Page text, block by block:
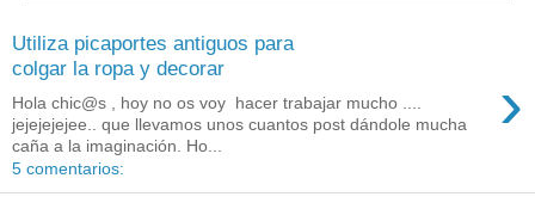
Utiliza picaportes antiguos para
colgar la ropa y decorar
›
Hola chic@s , hoy no os voy hacer trabajar mucho ....
jejejejejee.. que llevamos unos cuantos post dándole mucha
caña a la imaginación. Ho...
5 comentarios: